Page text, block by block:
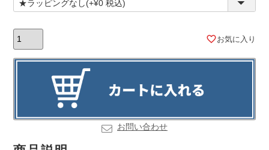
お気に入り
お問い合わせ